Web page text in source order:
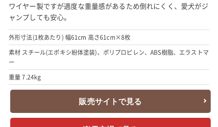
ワイヤー製ですが適度な重量感があるため倒れにくく、愛犬がジ
ャンプしても安心。
外形寸法(1枚あたり) 幅61cm 高さ61cm×8枚
素材 スチール(エポキシ紛体塗装)、ポリプロピレン、ABS樹脂、エラストマ
ー
重量 7.24kg
販売サイトで見る